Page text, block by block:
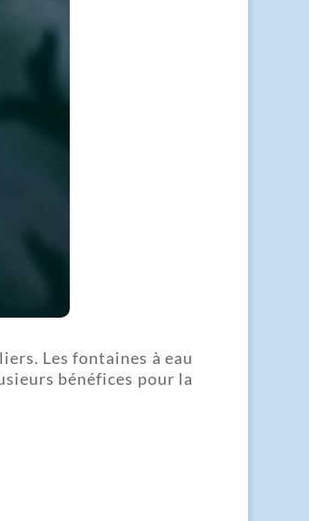
Les fontaines à eau
bénéfices pour la